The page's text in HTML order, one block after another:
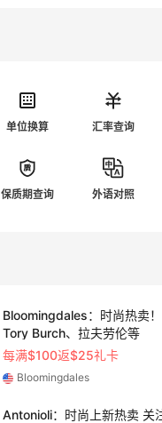
单位换算 汇率查询
保质期查询 外语对照
adidas HK：精选正价产品
衣、金属银跆拳道鞋等
2件8折 叠加满HK$1800-100
adidas HK
Eraldo：折扣区服饰鞋包清仓